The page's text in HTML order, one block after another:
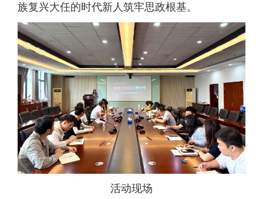
族复兴大任的时代新人筑牢思政根基。
活动现场